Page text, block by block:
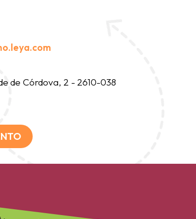
de Córdova, 2 - 2610-038